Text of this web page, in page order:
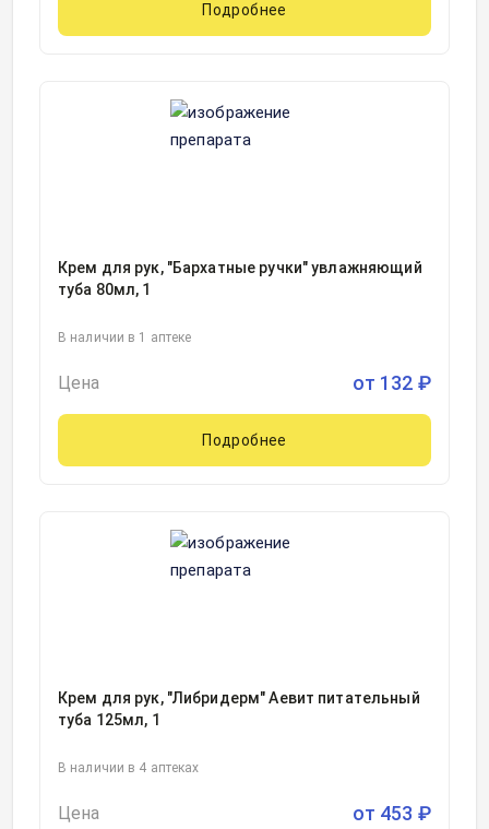
Подробнее
Крем для рук, "Бархатные ручки" увлажняющий
туба 80мл, 1
В наличии в 1 аптеке
Цена от 132 ₽
Подробнее
Крем для рук, "Либридерм" Аевит питательный
туба 125мл, 1
В наличии в 4 аптеках
Цена от 453 ₽